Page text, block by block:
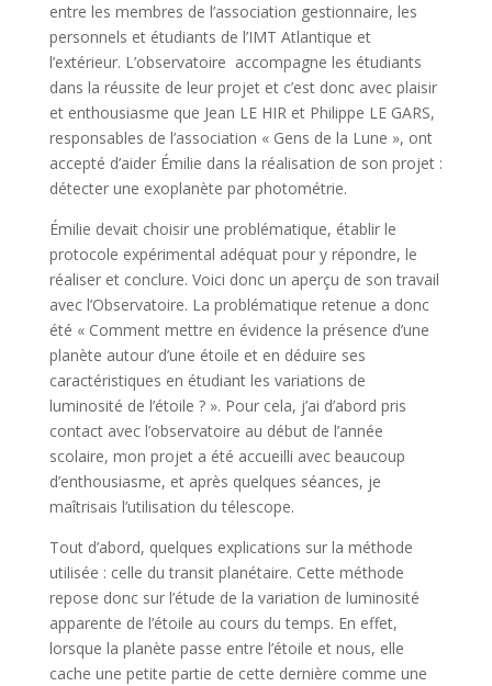
entre les membres de l’association gestionnaire, les
personnels et étudiants de l’IMT Atlantique et
l’extérieur. L’observatoire accompagne les étudiants
dans la réussite de leur projet et c’est donc avec plaisir
et enthousiasme que Jean LE HIR et Philippe LE GARS,
responsables de l’association « Gens de la Lune », ont
accepté d’aider Émilie dans la réalisation de son projet :
détecter une exoplanète par photométrie.
Émilie devait choisir une problématique, établir le
protocole expérimental adéquat pour y répondre, le
réaliser et conclure. Voici donc un aperçu de son travail
avec l’Observatoire. La problématique retenue a donc
été « Comment mettre en évidence la présence d’une
planète autour d’une étoile et en déduire ses
caractéristiques en étudiant les variations de
luminosité de l’étoile ? ». Pour cela, j’ai d’abord pris
contact avec l’observatoire au début de l’année
scolaire, mon projet a été accueilli avec beaucoup
d’enthousiasme, et après quelques séances, je
maîtrisais l’utilisation du télescope.
Tout d’abord, quelques explications sur la méthode
utilisée : celle du transit planétaire. Cette méthode
repose donc sur l’étude de la variation de luminosité
apparente de l’étoile au cours du temps. En effet,
lorsque la planète passe entre l’étoile et nous, elle
cache une petite partie de cette dernière comme une